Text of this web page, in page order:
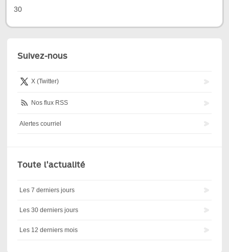
 30 
Suivez-nous
X (Twitter)
Nos flux RSS
Alertes courriel
Toute l'actualité
Les 7 derniers jours
Les 30 derniers jours
Les 12 derniers mois